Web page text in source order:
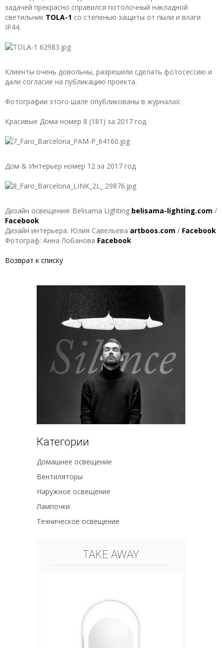
задачей прекрасно справился потолочный накладной
светильник TOLA-1 со степенью защиты от пыли и влаги
IP44.
Клиенты очень довольны, разрешили сделать фотосессию и
дали согласие на публикацию проекта.
Фотографии этого шале опубликованы в журналах:
Красивые Дома номер 8 (181) за 2017 год
Дом & Интерьер номер 12 за 2017 год
Дизайн освещения: Belisama Lighting belisama-lighting.com /
Facebook
Дизайн интерьера: Юлия Савельева artboos.com / Facebook
Фотограф: Анна Лобанова Facebook
Возврат к списку
Категории
Домашнее освещение
Вентиляторы
Наружное освещение
Лампочки
Техническое освещение
TAKE AWAY